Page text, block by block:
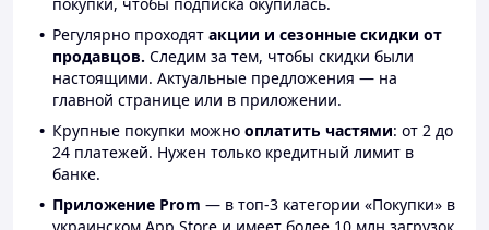
Регулярно проходят акции и сезонные скидки от
продавцов. Следим за тем, чтобы скидки были
настоящими. Актуальные предложения — на
главной странице или в приложении.
Крупные покупки можно оплатить частями: от 2 до
24 платежей. Нужен только кредитный лимит в
банке.
Приложение Prom — в топ-3 категории «Покупки» в